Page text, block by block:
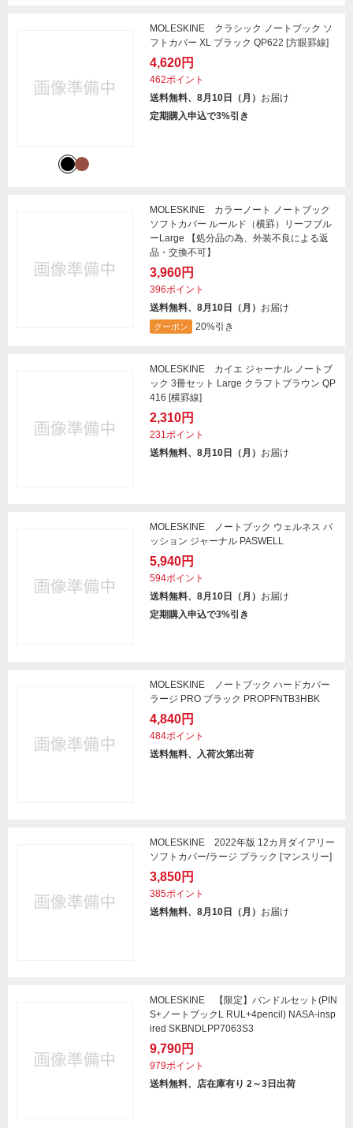
MOLESKINE クラシック ノートブック ソ
フトカバー XL ブラック QP622 [方眼罫線]
4,620円
462ポイント
送料無料、8月10日（月） お届け
定期購入申込で3%引き
MOLESKINE カラーノート ノートブック
ソフトカバー ルールド（横罫）リーフブル
ーLarge 【処分品の為、外装不良による返
品・交換不可】
3,960円
396ポイント
送料無料、8月10日（月） お届け
クーポン 20%引き
MOLESKINE カイエ ジャーナル ノートブ
ック 3冊セット Large クラフトブラウン QP
416 [横罫線]
2,310円
231ポイント
送料無料、8月10日（月） お届け
MOLESKINE ノートブック ウェルネス パ
ッション ジャーナル PASWELL
5,940円
594ポイント
送料無料、8月10日（月） お届け
定期購入申込で3%引き
MOLESKINE ノートブック ハードカバー
ラージ PRO ブラック PROPFNTB3HBK
4,840円
484ポイント
送料無料、入荷次第出荷
MOLESKINE 2022年版 12カ月ダイアリー
ソフトカバー/ラージ ブラック [マンスリー]
3,850円
385ポイント
送料無料、8月10日（月） お届け
MOLESKINE 【限定】バンドルセット(PIN
S+ノートブックL RUL+4pencil) NASA-insp
ired SKBNDLPP7063S3
9,790円
979ポイント
送料無料、店在庫有り 2～3日出荷